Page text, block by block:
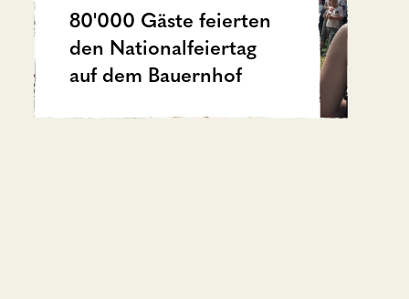
80'000 Gäste feierten
den Nationalfeiertag
auf dem Bauernhof